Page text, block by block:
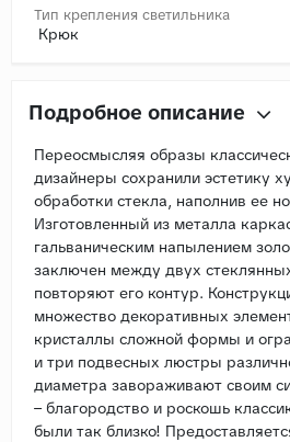
Тип крепления светильника
Крюк
Подробное описание
Переосмысляя образы
дизайнеры сохранили эстетику
обработки стекла, наполнив ее
Изготовленный из металла
гальваническим напылением
заключен между двух
повторяют его контур.
множество декоративных
кристаллы сложной формы и
и три подвесных люстры
диаметра завораживают своим
– благородство и роскошь
были так близко!